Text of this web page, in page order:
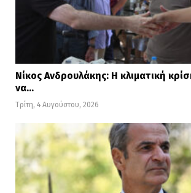
Νίκος Ανδρουλάκης: Η κλιματική
να…
Τρίτη, 4 Αυγούστου, 2026